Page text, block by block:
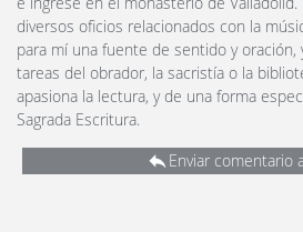
diversos oficios relacionados con la
para mí una fuente de sentido y oración,
tareas del obrador, la sacristía o la
apasiona la lectura, y de una forma
Sagrada Escritura.
Enviar comentario